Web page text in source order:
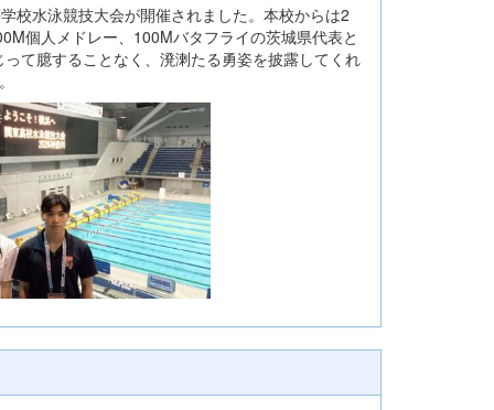
校水泳競技大会が開催されました。本校からは2
個人メドレー、100Mバタフライの茨城県代表と
て臆することなく、溌溂たる勇姿を披露してくれ